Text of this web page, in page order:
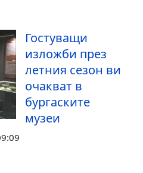
Гостуващи
изложби през
летния сезон ви
очакват в
бургаските
музеи